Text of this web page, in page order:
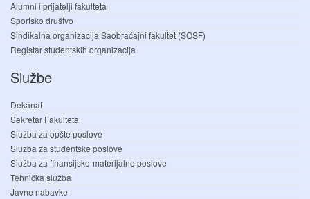
Alumni i prijatelji fakulteta
Sportsko društvo
Sindikalna organizacija Saobraćajni fakultet (SOSF)
Registar studentskih organizacija
Službe
Dekanat
Sekretar Fakulteta
Služba za opšte poslove
Služba za studentske poslove
Služba za finansijsko-materijalne poslove
Tehnička služba
Javne nabavke